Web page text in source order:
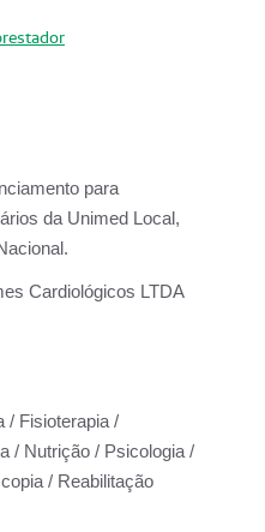
para
da Unimed Local,
Cardiológicos LTDA
/ Fisioterapia /
/ Nutrição / Psicologia /
/ Reabilitação